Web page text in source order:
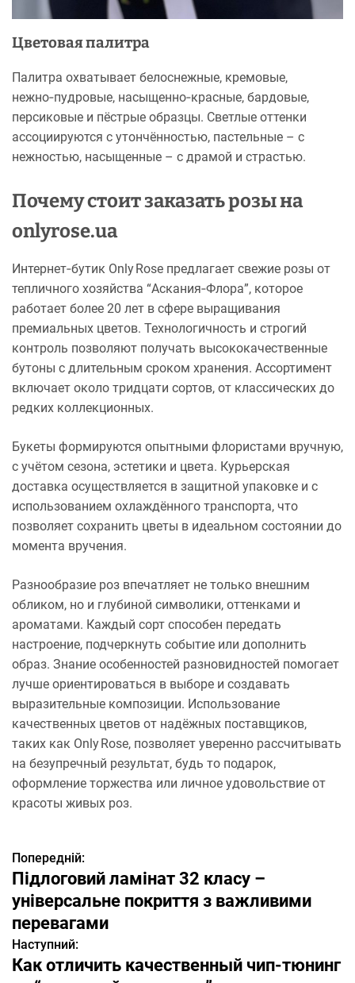
Цветовая палитра
Палитра охватывает белоснежные, кремовые,
нежно‑пудровые, насыщенно‑красные, бардовые,
персиковые и пёстрые образцы. Светлые оттенки
ассоциируются с утончённостью, пастельные – с
нежностью, насыщенные – с драмой и страстью.
Почему стоит заказать розы на
onlyrose.ua
Интернет‑бутик Only Rose предлагает свежие розы от
тепличного хозяйства “Аскания‑Флора”, которое
работает более 20 лет в сфере выращивания
премиальных цветов. Технологичность и строгий
контроль позволяют получать высококачественные
бутоны с длительным сроком хранения. Ассортимент
включает около тридцати сортов, от классических до
редких коллекционных.
Букеты формируются опытными флористами вручную,
с учётом сезона, эстетики и цвета. Курьерская
доставка осуществляется в защитной упаковке и с
использованием охлаждённого транспорта, что
позволяет сохранить цветы в идеальном состоянии до
момента вручения.
Разнообразие роз впечатляет не только внешним
обликом, но и глубиной символики, оттенками и
ароматами. Каждый сорт способен передать
настроение, подчеркнуть событие или дополнить
образ. Знание особенностей разновидностей помогает
лучше ориентироваться в выборе и создавать
выразительные композиции. Использование
качественных цветов от надёжных поставщиков,
таких как Only Rose, позволяет уверенно рассчитывать
на безупречный результат, будь то подарок,
оформление торжества или личное удовольствие от
красоты живых роз.
Н
а
в
і
Попередній:
Підлоговий ламінат 32 класу –
універсальне покриття з важливими
перевагами
Наступний:
Как отличить качественный чип-тюнинг